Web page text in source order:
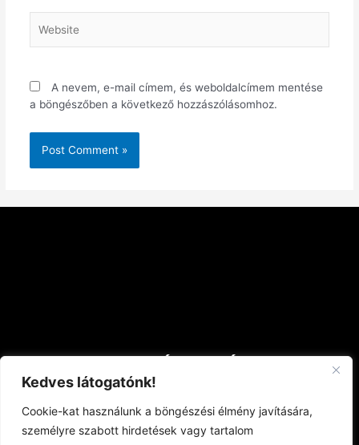
Kedves látogatónk!
Cookie-kat használunk a böngészési élmény javítására,
személyre szabott hirdetések vagy tartalom
A nevem, e-mail címem, és weboldalcímem mentése
a böngészőben a következő hozzászólásomhoz.
Az ország trónusa
Keressen tartalmaink között